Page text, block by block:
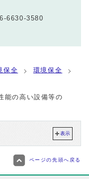
6630-3580
保全
環境保全
能の高い設備等の
表示
ページの先頭へ戻る